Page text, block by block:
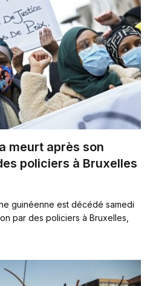
meurt après son
policiers à Bruxelles
guinéenne est décédé samedi
par des policiers à Bruxelles,